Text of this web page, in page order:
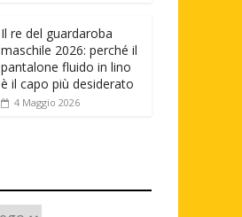
Il re del guardaroba
maschile 2026: perché il
pantalone fluido in lino
è il capo più desiderato
4 Maggio 2026